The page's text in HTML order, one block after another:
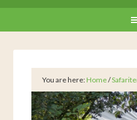
You are here: Home/